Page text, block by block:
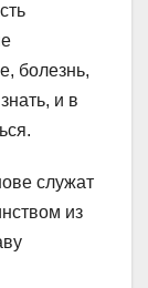
болезнь,
и в
служат
из